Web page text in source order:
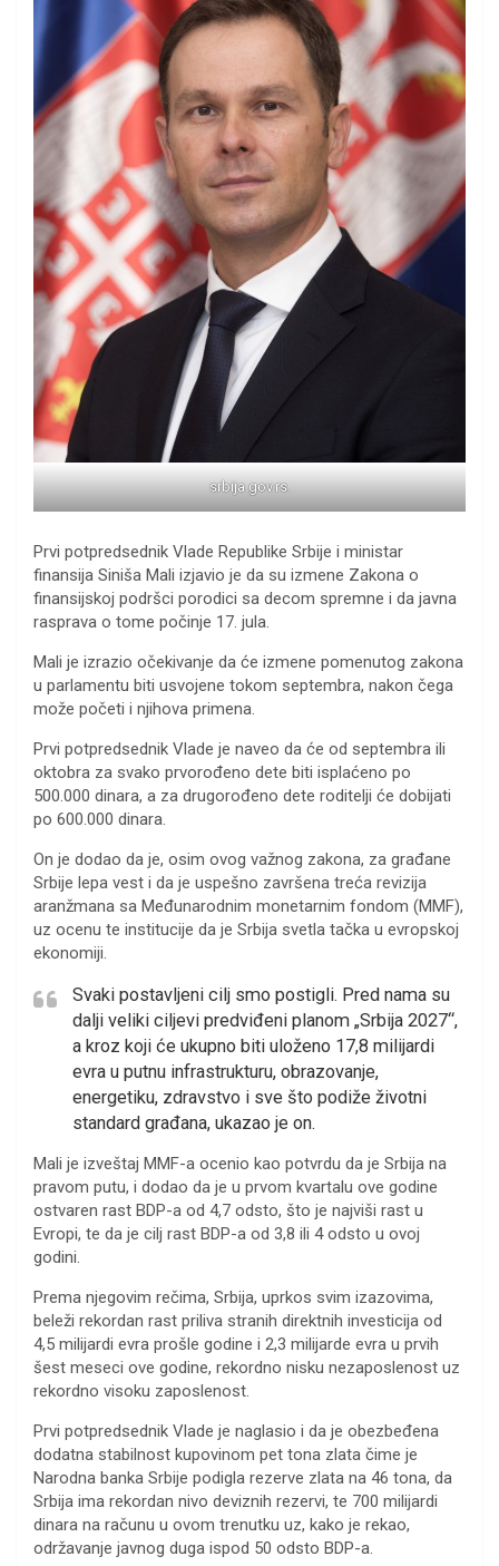
srbija.gov.rs.
Prvi potpredsednik Vlade Republike Srbije i ministar
finansija Siniša Mali izjavio je da su izmene Zakona o
finansijskoj podršci porodici sa decom spremne i da javna
rasprava o tome počinje 17. jula.
Mali je izrazio očekivanje da će izmene pomenutog zakona
u parlamentu biti usvojene tokom septembra, nakon čega
može početi i njihova primena.
Prvi potpredsednik Vlade je naveo da će od septembra ili
oktobra za svako prvorođeno dete biti isplaćeno po
500.000 dinara, a za drugorođeno dete roditelji će dobijati
po 600.000 dinara.
On je dodao da je, osim ovog važnog zakona, za građane
Srbije lepa vest i da je uspešno završena treća revizija
aranžmana sa Međunarodnim monetarnim fondom (MMF),
uz ocenu te institucije da je Srbija svetla tačka u evropskoj
ekonomiji.
Svaki postavljeni cilj smo postigli. Pred nama su
dalji veliki ciljevi predviđeni planom „Srbija 2027“,
a kroz koji će ukupno biti uloženo 17,8 milijardi
evra u putnu infrastrukturu, obrazovanje,
energetiku, zdravstvo i sve što podiže životni
standard građana, ukazao je on.
Mali je izveštaj MMF-a ocenio kao potvrdu da je Srbija na
pravom putu, i dodao da je u prvom kvartalu ove godine
ostvaren rast BDP-a od 4,7 odsto, što je najviši rast u
Evropi, te da je cilj rast BDP-a od 3,8 ili 4 odsto u ovoj
godini.
Prema njegovim rečima, Srbija, uprkos svim izazovima,
beleži rekordan rast priliva stranih direktnih investicija od
4,5 milijardi evra prošle godine i 2,3 milijarde evra u prvih
šest meseci ove godine, rekordno nisku nezaposlenost uz
rekordno visoku zaposlenost.
Prvi potpredsednik Vlade je naglasio i da je obezbeđena
dodatna stabilnost kupovinom pet tona zlata čime je
Narodna banka Srbije podigla rezerve zlata na 46 tona, da
Srbija ima rekordan nivo deviznih rezervi, te 700 milijardi
dinara na računu u ovom trenutku uz, kako je rekao,
održavanje javnog duga ispod 50 odsto BDP-a.